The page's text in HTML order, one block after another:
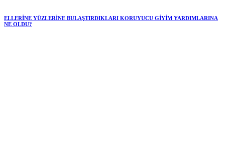
ELLERİNE YÜZLERİNE BULAŞTIRDIKLARI KORUYUCU GİYİM YARDIMLARINA
NE OLDU?